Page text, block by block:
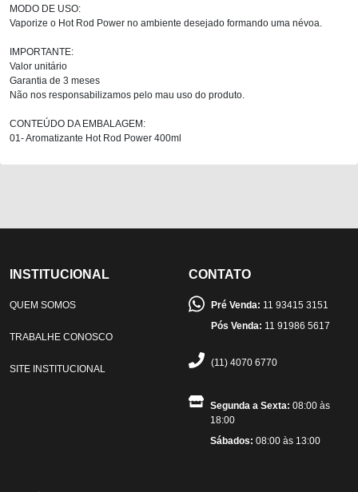
MODO DE USO:
Vaporize o Hot Rod Power no ambiente desejado formando uma névoa.
IMPORTANTE:
Valor unitário
Garantia de 3 meses
Não nos responsabilizamos pelo mau uso do produto.
CONTEÚDO DA EMBALAGEM:
01- Aromatizante Hot Rod Power 400ml
INSTITUCIONAL
QUEM SOMOS
TRABALHE CONOSCO
SITE INSTITUCIONAL
CONTATO
Pré Venda: 11 93415 3151
Pós Venda: 11 91986 5617
(11) 4070 6770
Segunda a Sexta: 08:00 às
18:00
Sábados: 08:00 às 13:00